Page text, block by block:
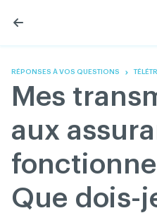
RÉPONSES À VOS QUESTIONS
Mes
aux
Que dois-
L'Association
English
Nous joindre
Réseau
À